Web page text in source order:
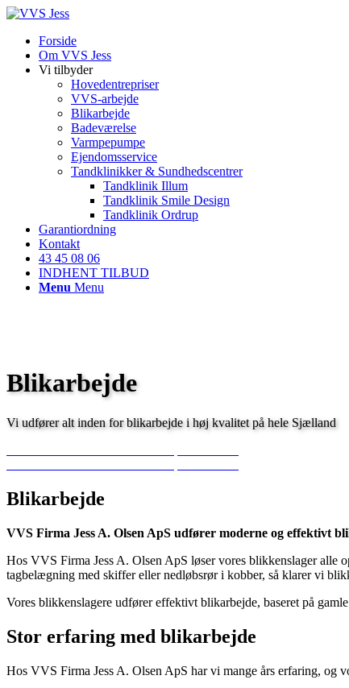
Forside
Om VVS Jess
Vi tilbyder
Hovedentrepriser
VVS-arbejde
Blikarbejde
Badeværelse
Varmpepumpe
Ejendomsservice
Tandklinikker & Sundhedscentrer
Tandklinik Illum
Tandklinik Smile Design
Tandklinik Ordrup
Garantiordning
Kontakt
43 45 08 06
INDHENT TILBUD
Menu Menu
Blikarbejde
Vi udfører alt inden for blikarbejde i høj kvalitet på hele Sjælland
Blikarbejde
VVS Firma Jess A. Olsen ApS udfører moderne og effektivt
Hos VVS Firma Jess A. Olsen ApS løser vores blikkenslager alle
tagbelægning med skiffer eller nedløbsrør i kobber, så klarer vi
Vores blikkenslagere udfører effektivt blikarbejde, baseret på
Stor erfaring med blikarbejde
Hos VVS Firma Jess A. Olsen ApS har vi mange års erfaring, og